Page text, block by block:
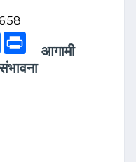
Facebook
आगामी